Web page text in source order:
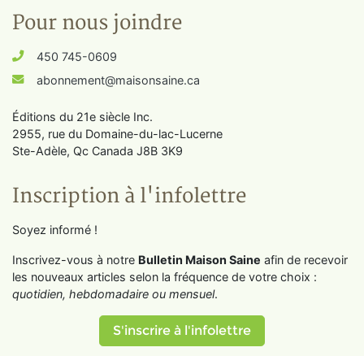
Pour nous joindre
450 745-0609
abonnement@maisonsaine.ca
Éditions du 21e siècle Inc.
2955, rue du Domaine-du-lac-Lucerne
Ste-Adèle, Qc Canada J8B 3K9
Inscription à l'infolettre
Soyez informé !
Inscrivez-vous à notre Bulletin Maison Saine afin de recevoir
les nouveaux articles selon la fréquence de votre choix :
quotidien, hebdomadaire ou mensuel.
S'inscrire à l'infolettre